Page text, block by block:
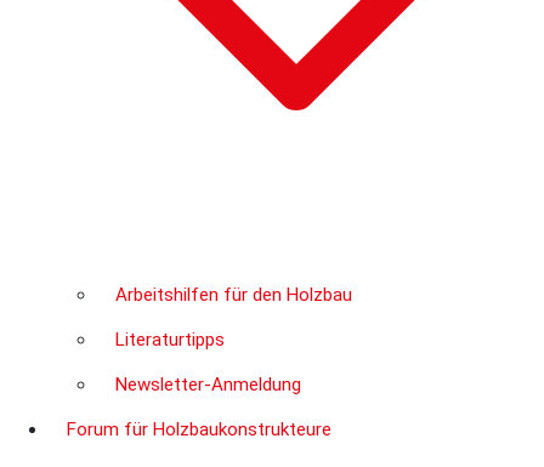
Arbeitshilfen für den Holzbau
Literaturtipps
Newsletter-Anmeldung
Forum für Holzbaukonstrukteure